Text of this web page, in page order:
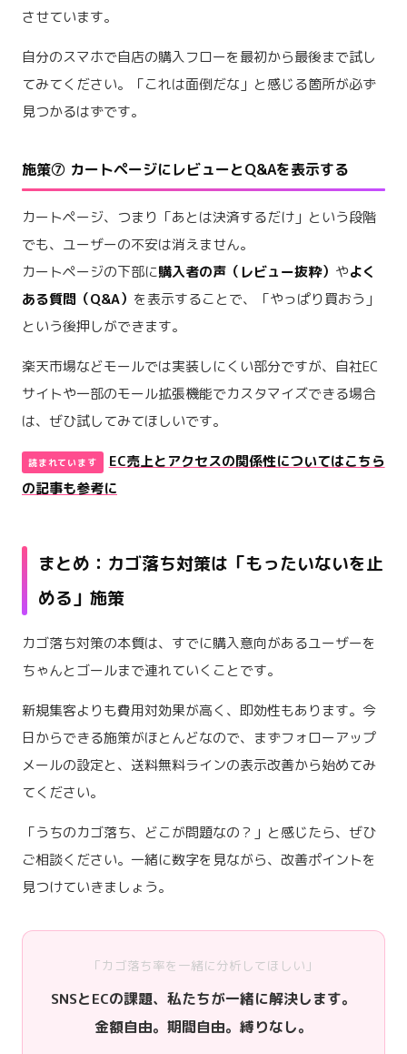
させています。
自分のスマホで自店の購入フローを最初から最後まで試し
てみてください。「これは面倒だな」と感じる箇所が必ず
見つかるはずです。
施策⑦ カートページにレビューとQ&Aを表示する
カートページ、つまり「あとは決済するだけ」という段階
でも、ユーザーの不安は消えません。
カートページの下部に購入者の声（レビュー抜粋） やよく
ある質問（Q&A） を表示することで、「やっぱり買おう」
という後押しができます。
楽天市場などモールでは実装しにくい部分ですが、自社EC
サイトや一部のモール拡張機能でカスタマイズできる場合
は、ぜひ試してみてほしいです。
EC売上とアクセスの関係性についてはこちら
の記事も参考に
まとめ：カゴ落ち対策は「もったいないを止
める」施策
カゴ落ち対策の本質は、すでに購入意向があるユーザーを
ちゃんとゴールまで連れていくことです。
新規集客よりも費用対効果が高く、即効性もあります。今
日からできる施策がほとんどなので、まずフォローアップ
メールの設定と、送料無料ラインの表示改善から始めてみ
てください。
「うちのカゴ落ち、どこが問題なの？」と感じたら、ぜひ
ご相談ください。一緒に数字を見ながら、改善ポイントを
見つけていきましょう。
「カゴ落ち率を一緒に分析してほしい」
SNSとECの課題、私たちが一緒に解決します。
金額自由。期間自由。縛りなし。